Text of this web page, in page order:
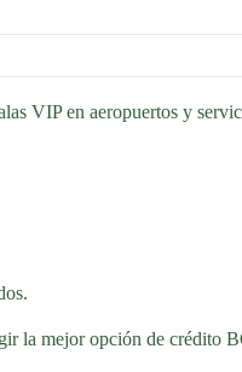
VIP en aeropuertos y
la mejor opción de